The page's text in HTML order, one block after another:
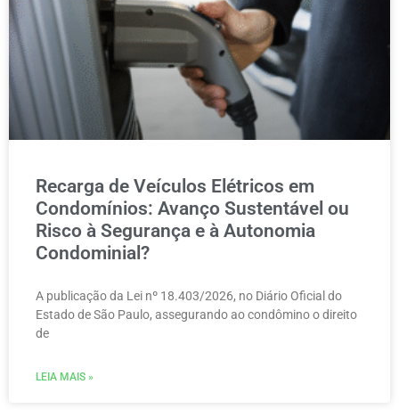
Recarga de Veículos Elétricos em
Condomínios: Avanço Sustentável ou
Risco à Segurança e à Autonomia
Condominial?
A publicação da Lei nº 18.403/2026, no Diário Oficial do
Estado de São Paulo, assegurando ao condômino o direito
de
LEIA MAIS »